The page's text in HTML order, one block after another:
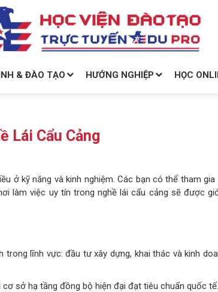
& ĐÀO TẠO HƯỚNG NGHIỆP HỌC
Lái Cẩu Cảng
ở kỹ năng và kinh nghiệm. Các bạn có thể tham
làm việc uy tín trong nghề lái cẩu cảng sẽ được
lĩnh vực: đầu tư xây dựng, khai thác và kinh
sở hạ tầng đồng bộ hiện đại đạt tiêu chuẩn quốc tế.